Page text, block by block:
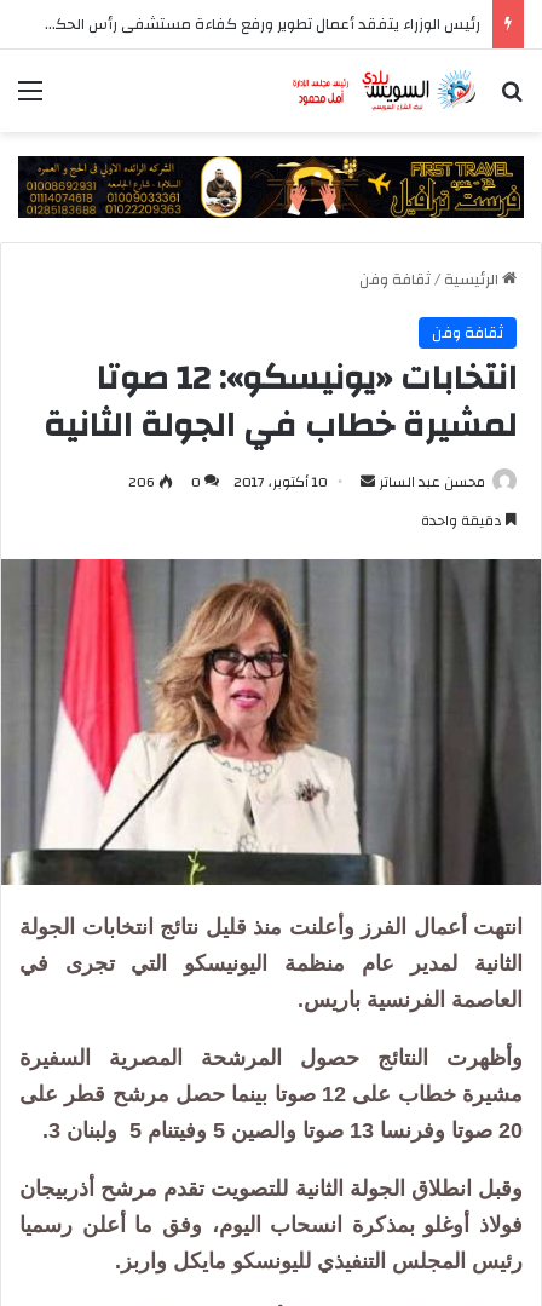
رئيس الوزراء يتفقد أعمال تطوير ورفع كفاءة مستشفى رأس الحكمة المركزي
بحث عن
الرئيسية/ثقافة وفن
ثقافة وفن
انتخابات «يونيسكو»: 12 صوتا
لمشيرة خطاب في الجولة الثانية
محسن عبد الساتر
أرسل 10 أكتوبر، 2017 0
206
دقيقة واحدة
انتهت أعمال الفرز وأعلنت منذ قليل نتائج انتخابات الجولة
الثانية لمدير عام منظمة اليونيسكو التي تجرى في
العاصمة الفرنسية باريس.
وأظهرت النتائج حصول المرشحة المصرية السفيرة
مشيرة خطاب على 12 صوتا بينما حصل مرشح قطر على
20 صوتا وفرنسا 13 صوتا والصين 5 وفيتنام 5 ولبنان 3.
وقبل انطلاق الجولة الثانية للتصويت تقدم مرشح أذربيجان
فولاذ أوغلو بمذكرة انسحاب اليوم، وفق ما أعلن رسميا
رئيس المجلس التنفيذي لليونسكو مايكل واربز.